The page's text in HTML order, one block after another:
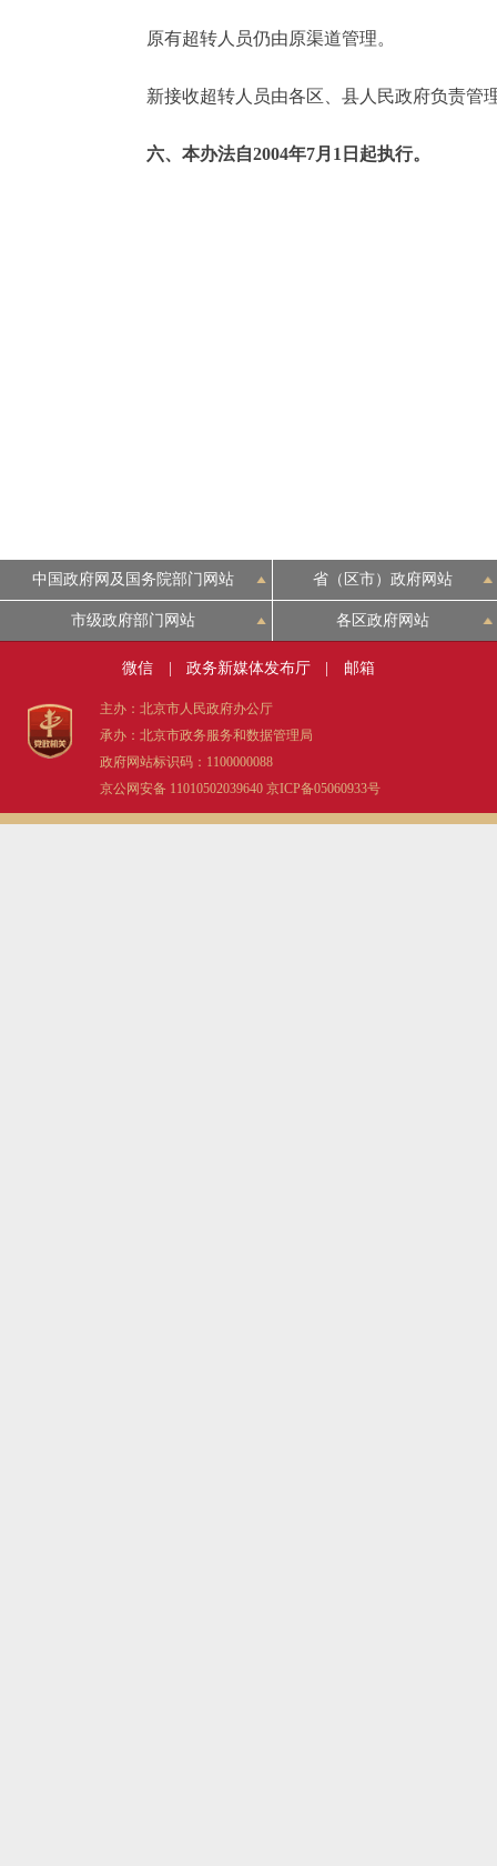
原有超转人员仍由原渠道管理。
新接收超转人员由各区、县人民政府负责管
六、本办法自2004年7月1日起执行。
中国政府网及国务院部门网站 省（区市）政府网站
市级政府部门网站 各区政府网站
微信 政务新媒体发布厅 邮箱
主办：北京市人民政府办公厅
承办：北京市政务服务和数据管理局
政府网站标识码：1100000088
京公网安备 11010502039640 京ICP备05060933号